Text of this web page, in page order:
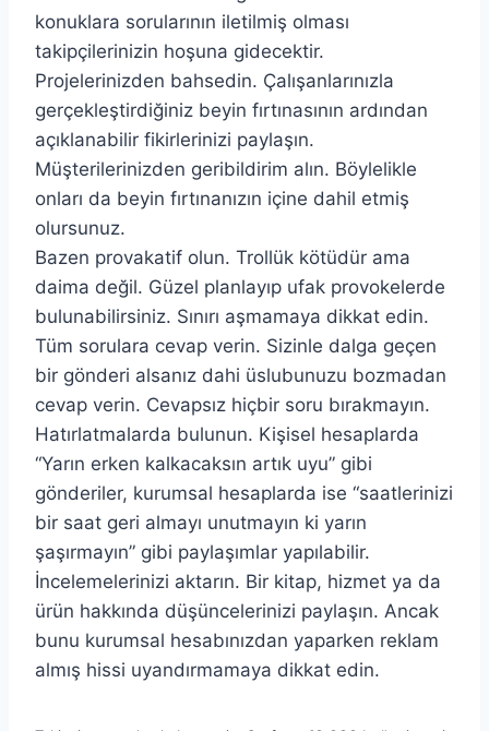
konuklara sorularının iletilmiş olması
takipçilerinizin hoşuna gidecektir.
Projelerinizden bahsedin. Çalışanlarınızla
gerçekleştirdiğiniz beyin fırtınasının ardından
açıklanabilir fikirlerinizi paylaşın.
Müşterilerinizden geribildirim alın. Böylelikle
onları da beyin fırtınanızın içine dahil etmiş
olursunuz.
Bazen provakatif olun. Trollük kötüdür ama
daima değil. Güzel planlayıp ufak provokelerde
bulunabilirsiniz. Sınırı aşmamaya dikkat edin.
Tüm sorulara cevap verin. Sizinle dalga geçen
bir gönderi alsanız dahi üslubunuzu bozmadan
cevap verin. Cevapsız hiçbir soru bırakmayın.
Hatırlatmalarda bulunun. Kişisel hesaplarda
“Yarın erken kalkacaksın artık uyu” gibi
gönderiler, kurumsal hesaplarda ise “saatlerinizi
bir saat geri almayı unutmayın ki yarın
şaşırmayın” gibi paylaşımlar yapılabilir.
İncelemelerinizi aktarın. Bir kitap, hizmet ya da
ürün hakkında düşüncelerinizi paylaşın. Ancak
bunu kurumsal hesabınızdan yaparken reklam
almış hissi uyandırmamaya dikkat edin.